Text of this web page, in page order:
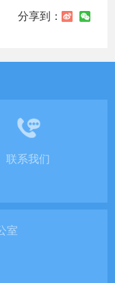
分享到：
联系我们
室